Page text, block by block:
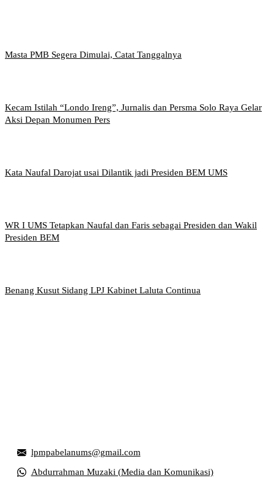
Masta PMB Segera Dimulai, Catat Tanggalnya
Kecam Istilah “Londo Ireng”, Jurnalis dan Persma Solo Raya Gelar
Aksi Depan Monumen Pers
Kata Naufal Darojat usai Dilantik jadi Presiden BEM UMS
WR I UMS Tetapkan Naufal dan Faris sebagai Presiden dan Wakil
Presiden BEM
Benang Kusut Sidang LPJ Kabinet Laluta Continua
lpmpabelanums@gmail.com
Abdurrahman Muzaki (Media dan Komunikasi)